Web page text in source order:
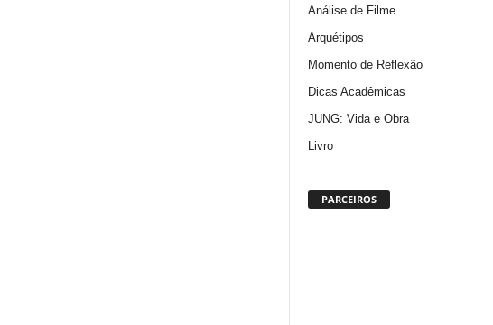
Análise de Filme
Arquétipos
Momento de Reflexão
Dicas Acadêmicas
JUNG: Vida e Obra
Livro
PARCEIROS